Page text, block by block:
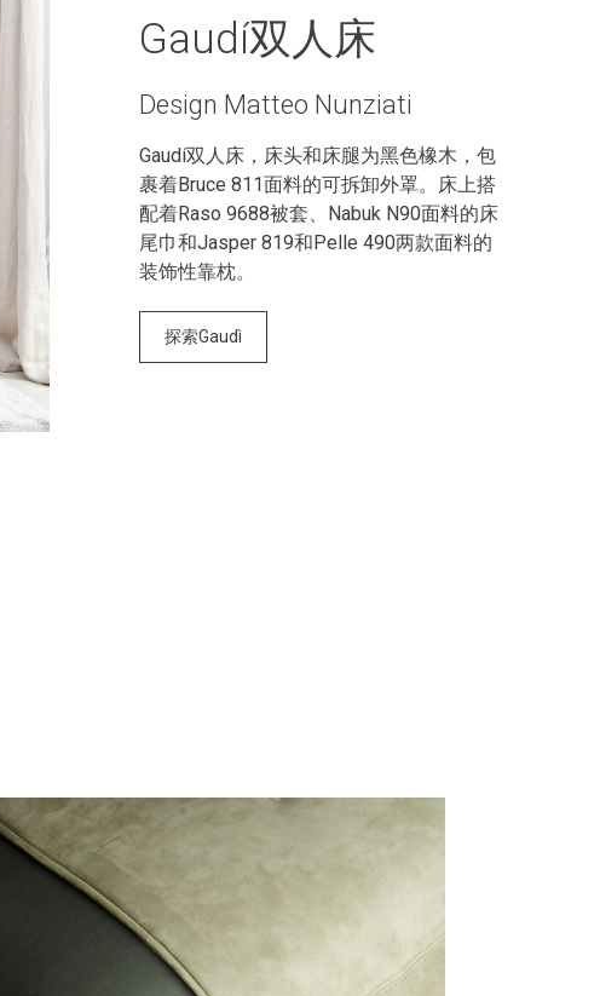
Gaudí双人床
Design Matteo Nunziati
Gaudí双人床，床头和床腿为黑色橡木，包
裹着Bruce 811面料的可拆卸外罩。床上搭
配着Raso 9688被套、Nabuk N90面料的床
尾巾和Jasper 819和Pelle 490两款面料的
装饰性靠枕。
探索Gaudì